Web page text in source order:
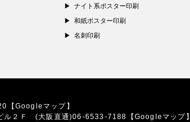
ナイト系ポスター印刷
和紙ポスター印刷
名刺印刷
【Googleマップ】
ル２Ｆ(大阪直通)06-6533-7188
【Googleマップ】